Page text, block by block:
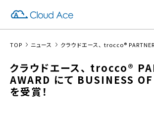
TOP ニュース
クラウドエース、 trocco®︎
AWARD にて BUSINESS
を受賞！